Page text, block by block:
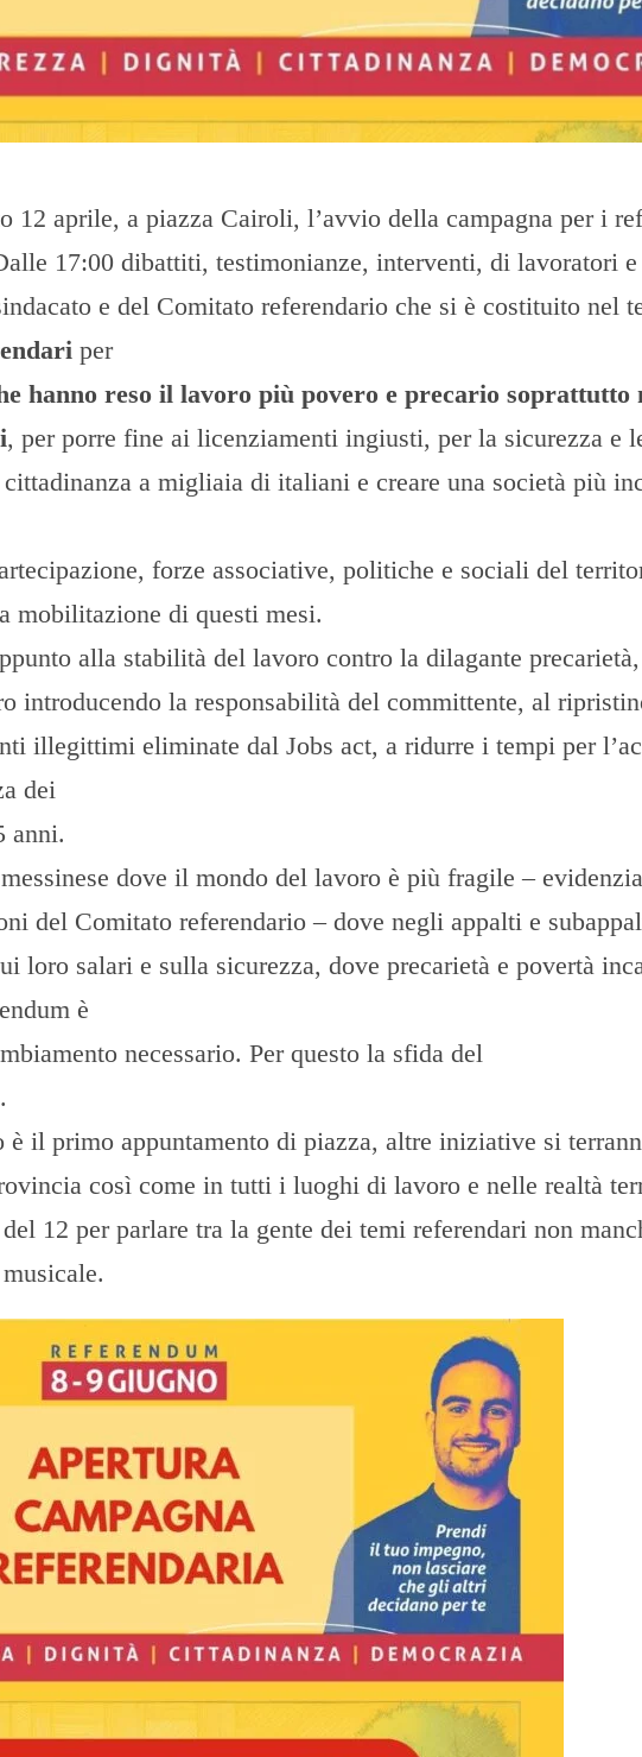
R
T
A
G
E
I
N
12 aprile, a piazza Cairoli, l’avvio della campagna per i
17:00 dibattiti, testimonianze, interventi, di lavoratori
e del Comitato referendario che si è costituito nel
per
hanno reso il lavoro più povero e precario
, per porre fine ai licenziamenti ingiusti, per la sicurezza e
a migliaia di italiani e creare una società più
forze associative, politiche e sociali del
mobilitazione di questi mesi.
alla stabilità del lavoro contro la dilagante
introducendo la responsabilità del committente, al
illegittimi eliminate dal Jobs act, a ridurre i tempi per
dei
anni.
dove il mondo del lavoro è più fragile –
del Comitato referendario – dove negli appalti e
loro salari e sulla sicurezza, dove precarietà e povertà
è
necessario. Per questo la sfida del
è il primo appuntamento di piazza, altre iniziative si
così come in tutti i luoghi di lavoro e nelle realtà
12 per parlare tra la gente dei temi referendari non